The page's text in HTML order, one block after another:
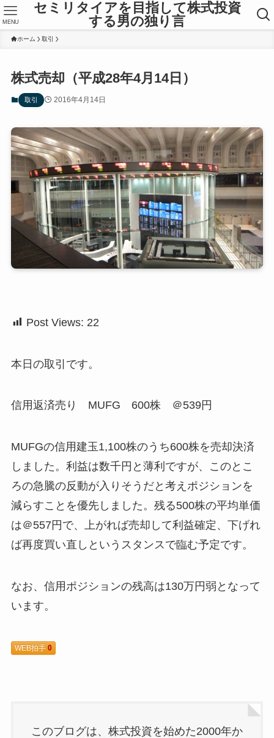
セミリタイアを目指して株式投資
する男の独り言
MENU
ホーム 取引
株式売却（平成28年4月14日）
取引 2016年4月14日
Post Views: 22
本日の取引です。
信用返済売り MUFG 600株 ＠539円
MUFGの信用建玉1,100株のうち600株を売却決済
しました。利益は数千円と薄利ですが、このとこ
ろの急騰の反動が入りそうだと考えポジションを
減らすことを優先しました。残る500株の平均単価
は＠557円で、上がれば売却して利益確定、下げれ
ば再度買い直しというスタンスで臨む予定です。
なお、信用ポジションの残高は130万円弱となって
います。
WEB拍手 0
このブログは、株式投資を始めた2000年か